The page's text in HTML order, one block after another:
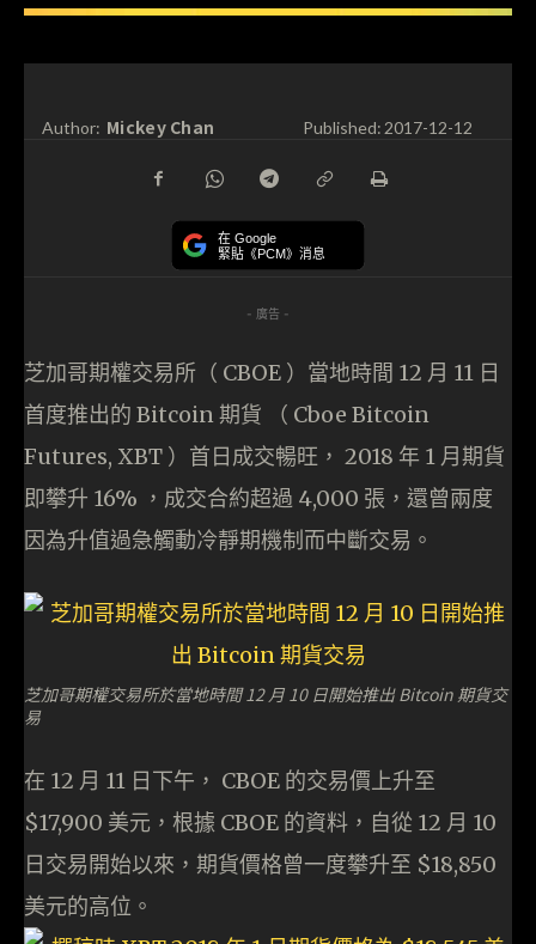
Author: Mickey Chan Published:2017-12-12
在 Google
緊貼《PCM》消息
- 廣告 -
芝加哥期權交易所（ CBOE ）當地時間 12 月 11 日
首度推出的 Bitcoin 期貨 （ Cboe Bitcoin
Futures, XBT ）首日成交暢旺， 2018 年 1 月期貨
即攀升 16% ，成交合約超過 4,000 張，還曾兩度
因為升值過急觸動冷靜期機制而中斷交易。
芝加哥期權交易所於當地時間 12 月 10 日開始推出 Bitcoin 期貨交
易
在 12 月 11 日下午， CBOE 的交易價上升至
$17,900 美元，根據 CBOE 的資料，自從 12 月 10
日交易開始以來，期貨價格曾一度攀升至 $18,850
美元的高位。